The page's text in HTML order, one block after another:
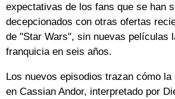
expectativas de los fans que se han
decepcionados con otras ofertas
de "Star Wars", sin nuevas películas
franquicia en seis años.
Los nuevos episodios trazan cómo la
en Cassian Andor, interpretado por